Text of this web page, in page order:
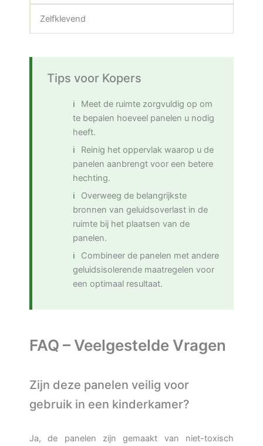
Zelfklevend
Tips voor Kopers
Meet de ruimte zorgvuldig op om
te bepalen hoeveel panelen u nodig
heeft.
Reinig het oppervlak waarop u de
panelen aanbrengt voor een betere
hechting.
Overweeg de belangrijkste
bronnen van geluidsoverlast in de
ruimte bij het plaatsen van de
panelen.
Combineer de panelen met andere
geluidsisolerende maatregelen voor
een optimaal resultaat.
FAQ – Veelgestelde Vragen
Zijn deze panelen veilig voor
gebruik in een kinderkamer?
Ja, de panelen zijn gemaakt van niet-toxisch